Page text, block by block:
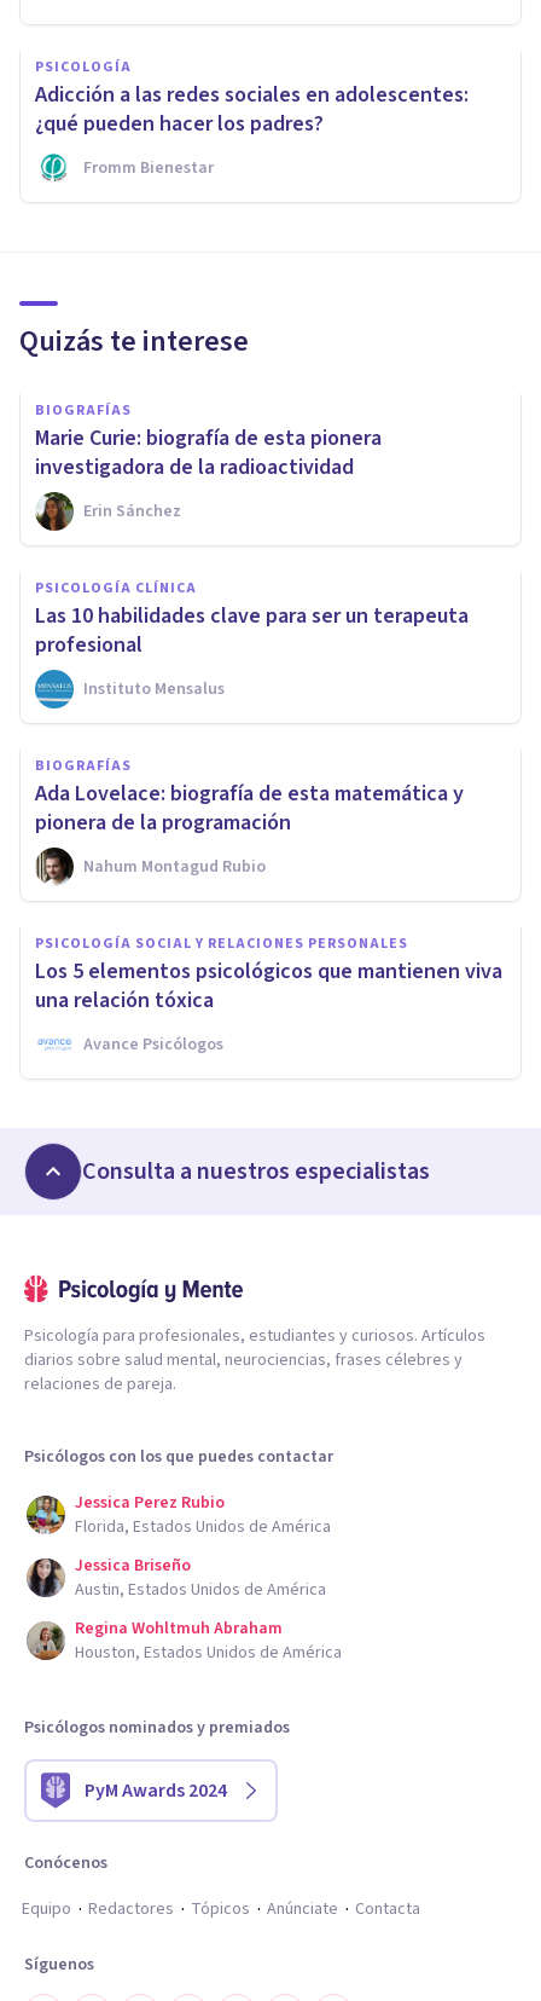
PSICOLOGÍA
Adicción a las redes sociales en adolescentes:
¿qué pueden hacer los padres?
Fromm Bienestar
Quizás te interese
BIOGRAFÍAS
Marie Curie: biografía de esta pionera
investigadora de la radioactividad
Erin Sánchez
PSICOLOGÍA CLÍNICA
Las 10 habilidades clave para ser un terapeuta
profesional
Instituto Mensalus
BIOGRAFÍAS
Ada Lovelace: biografía de esta matemática y
pionera de la programación
Nahum Montagud Rubio
PSICOLOGÍA SOCIAL Y RELACIONES PERSONALES
Los 5 elementos psicológicos que mantienen viva
una relación tóxica
Avance Psicólogos
Consulta a nuestros especialistas
Psicología para profesionales, estudiantes y curiosos. Artículos
diarios sobre salud mental, neurociencias, frases célebres y
relaciones de pareja.
Psicólogos con los que puedes contactar
Jessica Perez Rubio
Florida, Estados Unidos de América
Jessica Briseño
Austin, Estados Unidos de América
Regina Wohltmuh Abraham
Houston, Estados Unidos de América
Psicólogos nominados y premiados
PyM Awards 2024
Conócenos
Equipo
Redactores Tópicos Anúnciate Contacta
Síguenos